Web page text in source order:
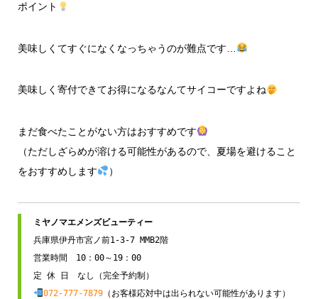
ポイント
美味しくてすぐになくなっちゃうのが難点です…
美味しく寄付できてお得になるなんてサイコーですよね
まだ食べたことがない方はおすすめです
（ただしざらめが溶ける可能性があるので、夏場を避けること
をおすすめします
）
ミヤノマエメンズビューティー
兵庫県伊丹市宮ノ前1-3-7 MMB2階
営業時間　10：00～19：00
072-777-7879（お客様応対中は出られない可能性があります）